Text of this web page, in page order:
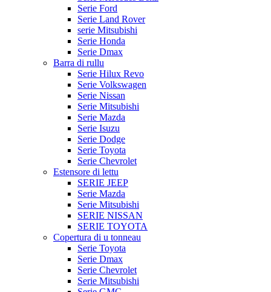
Serie Ford
Serie Land Rover
serie Mitsubishi
Serie Honda
Serie Dmax
Barra di rullu
Serie Hilux Revo
Serie Volkswagen
Serie Nissan
Serie Mitsubishi
Serie Mazda
Serie Isuzu
Serie Dodge
Serie Toyota
Serie Chevrolet
Estensore di lettu
SERIE JEEP
Serie Mazda
Serie Mitsubishi
SERIE NISSAN
SERIE TOYOTA
Copertura di u tonneau
Serie Toyota
Serie Dmax
Serie Chevrolet
Serie Mitsubishi